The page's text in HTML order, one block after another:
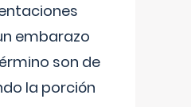
embarazo
son de
la porción